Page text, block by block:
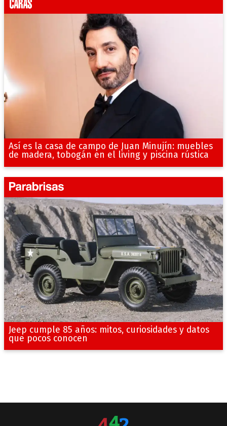
Así es la casa de campo de Juan Minujín: muebles
de madera, tobogán en el living y piscina rústica
Jeep cumple 85 años: mitos, curiosidades y datos
que pocos conocen